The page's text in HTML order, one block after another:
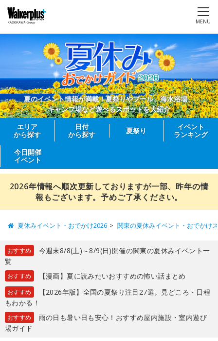
MENU
夏のイベント情報が満載！夏祭りやプール、海水浴場、
キャンプ場など遊べるスポットを大紹介
エリア
から探す
日付
から探す
夏祭り
イベント
ランキング
今日開催
イベント
2026年情報へ順次更新しておりますが一部、昨年の情
報もございます。予めご了承ください。
夏休みイベント・おでかけ2026 関東の夏休みイベント・おでかけ
おすすめ
今週末8/8(土)～8/9(日)開催の関東の夏休みイベント一
覧
おすすめ 【漫画】夏に読みたいおすすめの怖い話まとめ
おすすめ
【2026年版】全国の夏祭り注目27選。見どころ・日程
もわかる！
おすすめ
雨の日も暑い日も安心！おすすめ屋内施設・室内遊び
場ガイド